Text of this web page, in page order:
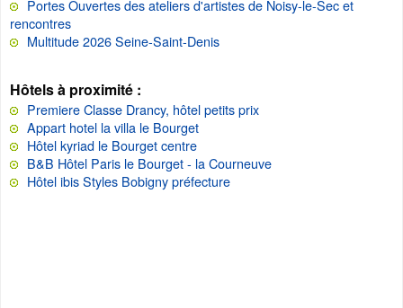
Portes Ouvertes des ateliers d'artistes de Noisy-le-Sec et
rencontres
Multitude 2026 Seine-Saint-Denis
Hôtels à proximité :
Premiere Classe Drancy, hôtel petits prix
Appart hotel la villa le Bourget
Hôtel kyriad le Bourget centre
B&B Hôtel Paris le Bourget - la Courneuve
Hôtel ibis Styles Bobigny préfecture